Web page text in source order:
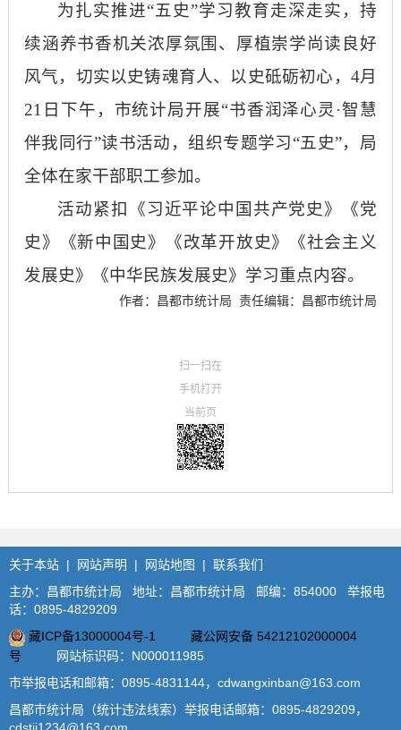
为扎实推进“五史”学习教育走深走实，持
续涵养书香机关浓厚氛围、厚植崇学尚读良好
风气，切实以史铸魂育人、以史砥砺初心， 4月
21日下午，市统计局开展“书香润泽心灵 ·智慧
伴我同行”读书活动，组织专题学习“五史”，局
全体在家干部职工参加。
活动紧扣《习近平论中国共产党史》
《党
史》《新中国史》《改革开放史》《社会主义
发展史》《中华民族发展史》学习重点内容。
责任编辑：昌都市统计局
作者：昌都市统计局
扫一扫在
手机打开
当前页
关于本站 | 网站声明 | 网站地图 | 联系我们
主办：昌都市统计局 地址：昌都市统计局 邮编：854000 举报电
话：0895-4829209
藏ICP备13000004号-1
藏公网安备 54212102000004
号
网站标识码：N000011985
市举报电话和邮箱：0895-4831144，cdwangxinban@163.com
昌都市统计局（统计违法线索）举报电话邮箱：0895-4829209，
cdstjj1234@163.com